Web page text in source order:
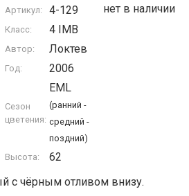
нет в наличии
Артикул: 4-129
Класс: 4 IMB
Автор: Локтев
Год: 2006
Сезон
цветения:
EML
(ранний -
средний -
поздний)
Высота:
62
с чёрным отливом внизу.